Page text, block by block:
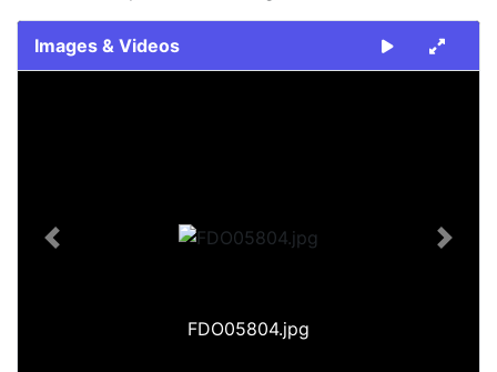
Images & Videos
FDO05804.jpg
Previous Next